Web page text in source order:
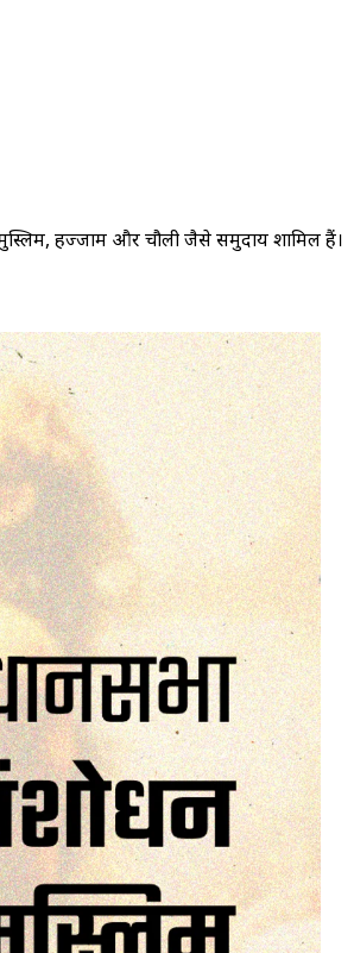
हज्जाम और चौदुली जैसे समुदाय शामिल हैं।